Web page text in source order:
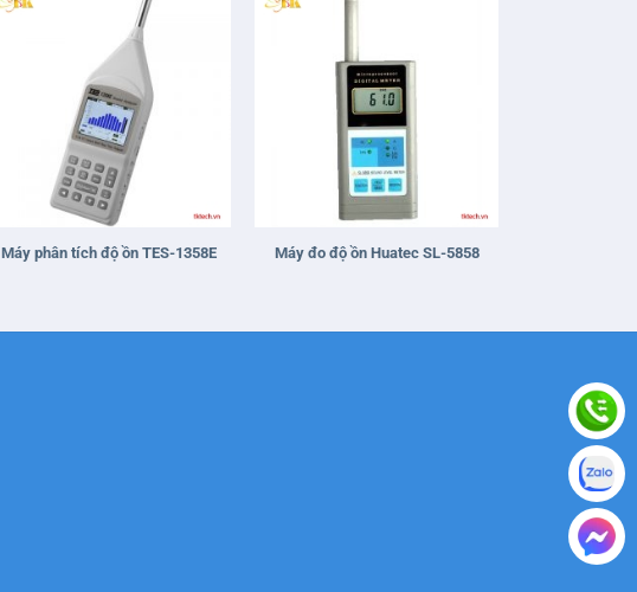
Máy phân tích độ ồn TES-1358E Máy đo độ ồn Huatec SL-5858